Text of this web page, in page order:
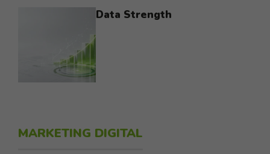
Data Strength
MARKETING DIGITAL